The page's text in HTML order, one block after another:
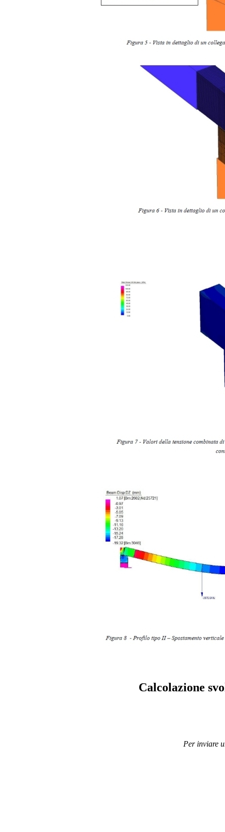
Calcolazione
Per inviare